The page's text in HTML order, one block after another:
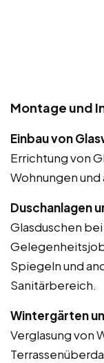
Montage und
Einbau von
Errichtung von
Wohnungen
Duschanlagen
Glasduschen
Spiegeln und
Sanitärbereich.
Wintergärten
Verglasung von